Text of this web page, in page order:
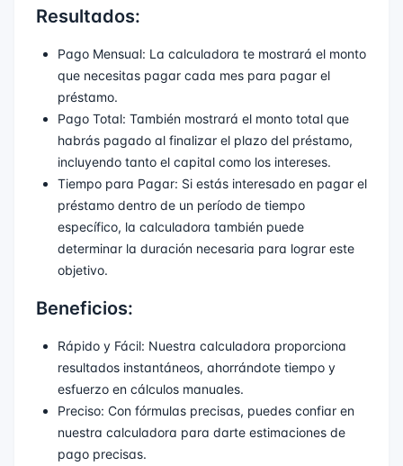
Resultados:
Pago Mensual: La calculadora te mostrará el monto
que necesitas pagar cada mes para pagar el
préstamo.
Pago Total: También mostrará el monto total que
habrás pagado al finalizar el plazo del préstamo,
incluyendo tanto el capital como los intereses.
Tiempo para Pagar: Si estás interesado en pagar el
préstamo dentro de un período de tiempo
específico, la calculadora también puede
determinar la duración necesaria para lograr este
objetivo.
Beneficios:
Rápido y Fácil: Nuestra calculadora proporciona
resultados instantáneos, ahorrándote tiempo y
esfuerzo en cálculos manuales.
Preciso: Con fórmulas precisas, puedes confiar en
nuestra calculadora para darte estimaciones de
pago precisas.